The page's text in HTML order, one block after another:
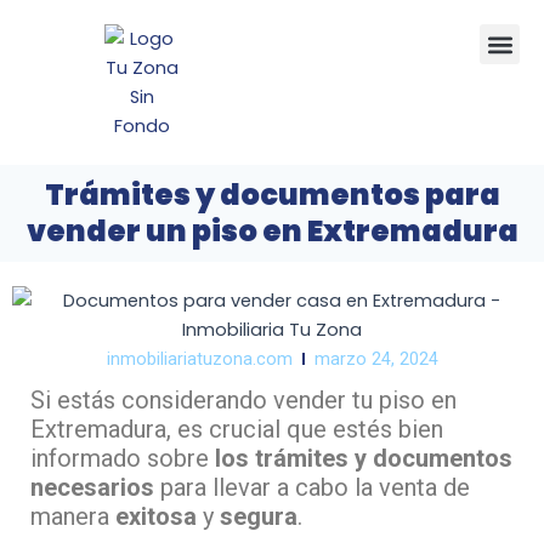
Trámites y documentos para
vender un piso en Extremadura
inmobiliariatuzona.com marzo 24, 2024
Si estás considerando vender tu piso en
Extremadura, es crucial que estés bien
informado sobre los trámites y documentos
necesarios para llevar a cabo la venta de
manera exitosa y segura.